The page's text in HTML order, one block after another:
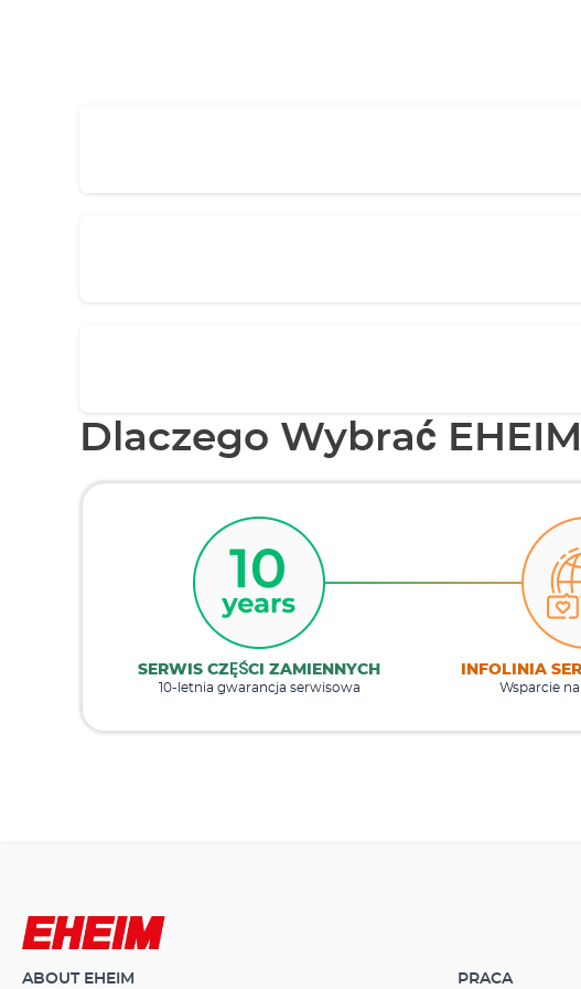
Dlaczego Wybrać
SERWIS CZĘŚCI ZAMIENNYCH
10-letnia gwarancja serwisowa
INFOLINIA
Wsparcie
ABOUT EHEIM PRACA